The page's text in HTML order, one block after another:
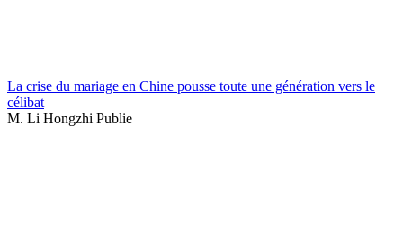
La crise du mariage en Chine pousse toute une génération vers le
célibat
M. Li Hongzhi Publie